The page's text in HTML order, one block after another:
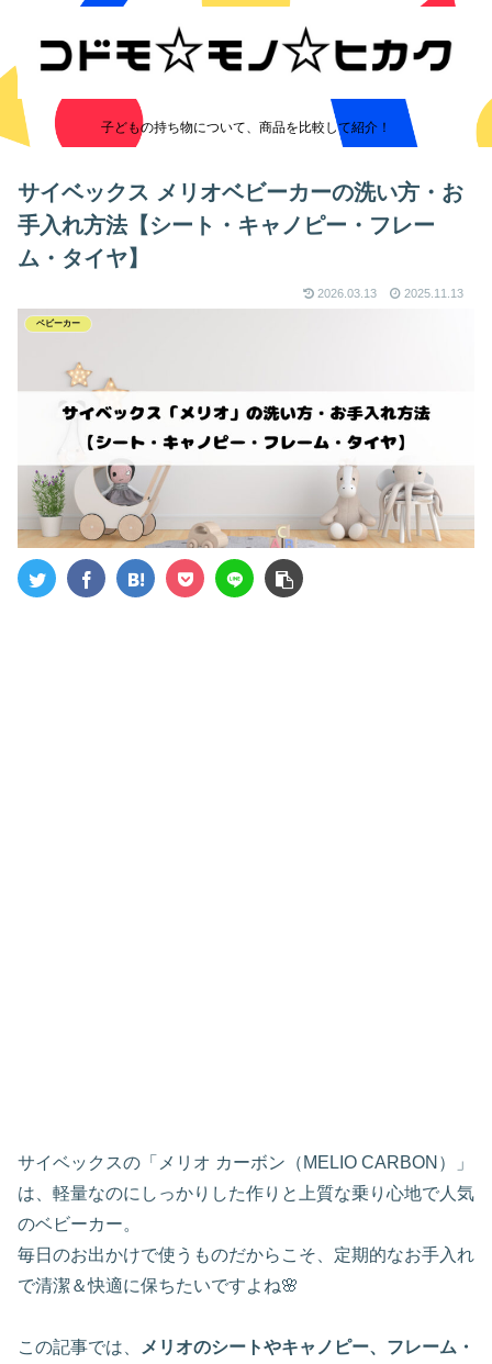
子どもの持ち物について、商品を比較して紹介！
サイベックス メリオベビーカーの洗い方・お
手入れ方法【シート・キャノピー・フレー
ム・タイヤ】
2026.03.13 2025.11.13
ベビーカー
サイベックスの「メリオ カーボン（MELIO CARBON）」
は、軽量なのにしっかりした作りと上質な乗り心地で人気
のベビーカー。
毎日のお出かけで使うものだからこそ、定期的なお手入れ
で清潔＆快適に保ちたいですよね🌸
この記事では、 メリオのシートやキャノピー、フレーム・